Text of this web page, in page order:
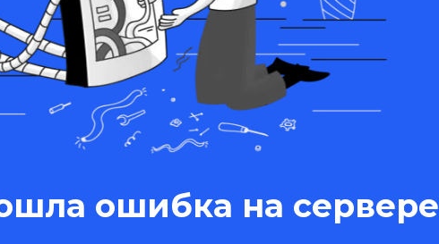
ошибка на сервере